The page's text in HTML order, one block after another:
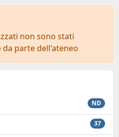
non sono stati
parte dell'ateneo
ND
37